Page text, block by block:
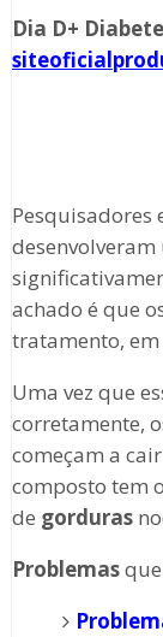
Dia D+
Pesquisadores
achado é que
tratamento, em
Uma vez que
corretamente,
começam a
composto tem
de gorduras
Problemasque